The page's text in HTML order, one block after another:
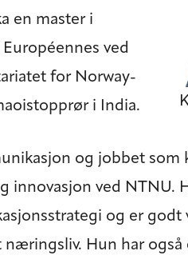
en master i
ved
for Norway-
i India.
og jobbet som
ved NTNU.
og er godt
Hun har